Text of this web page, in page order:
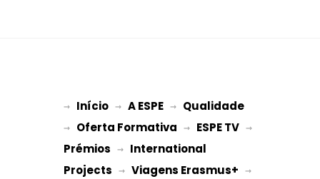
→ Início → A ESPE → Qualidade
→ Oferta Formativa → ESPE TV
Prémios → International
Projects → Viagens Erasmus+